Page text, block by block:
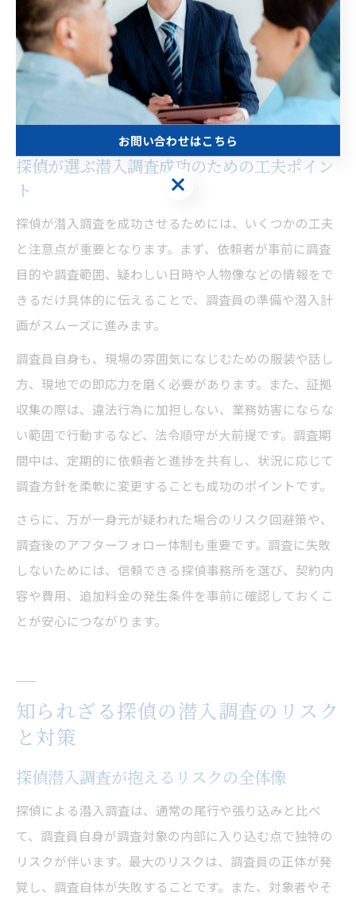
ます。
ただし、調査結果をどのように活用するかは依頼者の判
断に委ねられます。証拠の提出や公的機関への通報の際
は、法的リスクや関係者のプライバシーに十分配慮し、
慎重な対応が求められます。
探偵が選ぶ潜入調査成功のための工夫ポイン
ト
探偵が潜入調査を成功させるためには、いくつかの工夫
と注意点が重要となります。まず、依頼者が事前に調査
目的や調査範囲、疑わしい日時や人物像などの情報をで
きるだけ具体的に伝えることで、調査員の準備や潜入計
画がスムーズに進みます。
調査員自身も、現場の雰囲気になじむための服装や話し
方、現地での即応力を磨く必要があります。また、証拠
収集の際は、違法行為に加担しない、業務妨害にならな
い範囲で行動するなど、法令順守が大前提です。調査期
間中は、定期的に依頼者と進捗を共有し、状況に応じて
調査方針を柔軟に変更することも成功のポイントです。
さらに、万が一身元が疑われた場合のリスク回避策や、
調査後のアフターフォロー体制も重要です。調査に失敗
しないためには、信頼できる探偵事務所を選び、契約内
容や費用、追加料金の発生条件を事前に確認しておくこ
とが安心につながります。
知られざる探偵の潜入調査のリスク
と対策
探偵潜入調査が抱えるリスクの全体像
探偵による潜入調査は、通常の尾行や張り込みと比べ
て、調査員自身が調査対象の内部に入り込む点で独特の
リスクが伴います。最大のリスクは、調査員の正体が発
覚し、調査自体が失敗することです。また、対象者やそ
お問い合わせはこちら
お問い合わせはこちら